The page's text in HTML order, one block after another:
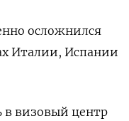
осложнился
Италии, Испании
в визовый центр